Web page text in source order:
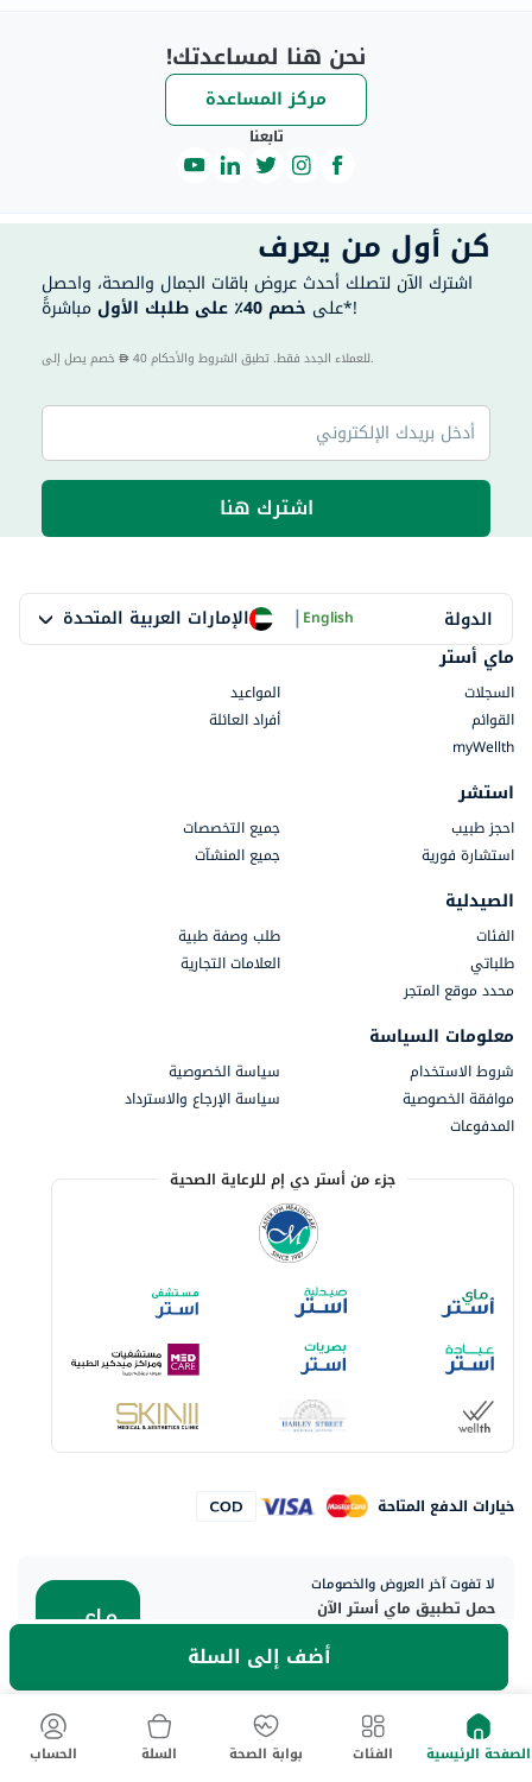
أضف إلى السلة
نحن هنا لمساعدتك!
مركز المساعدة
تابعنا
كن أول من يعرف
اشترك الآن لتصلك أحدث عروض باقات الجمال والصحة، واحصل
على خصم 40٪ على طلبك الأول مباشرةً*!
40 للعملاء الجدد فقط. تطبق الشروط والأحكام.
اشترك هنا
الدولة الإمارات العربية المتحدة |English
ماي أستر
السجلات
المواعيد
القوائم
أفراد العائلة
myWellth
استشر
احجز طبيب
جميع التخصصات
استشارة فورية
جميع المنشآت
الصيدلية
الفئات
طلب وصفة طبية
طلباتي
العلامات التجارية
محدد موقع المتجر
معلومات السياسة
شروط الاستخدام
سياسة الخصوصية
موافقة الخصوصية
سياسة الإرجاع والاسترداد
المدفوعات
جزء من أستر دي إم للرعاية الصحية
خيارات الدفع المتاحة
لا تفوت آخر العروض والخصومات
حمل تطبيق ماي أستر الآن
العنوان الرئيسي:الصفحة الرئيسية الفئات بوابة الصحة السلة الحساب